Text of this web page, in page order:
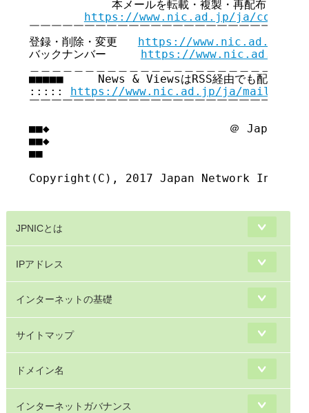
本メールを転載・複製・再配布・引用
https://www.nic.ad.jp/ja/
￣￣￣￣￣￣￣￣￣￣￣￣￣￣￣￣￣￣￣￣￣￣￣￣
登録・削除・変更 https://www.nic.ad.jp/ja/
バックナンバー https://www.nic.ad.jp/ja/
■■■■■     News & ViewsはRSS経由でも配信し
::::: https://www.nic.ad.jp/ja/
￣￣￣￣￣￣￣￣￣￣￣￣￣￣￣￣￣￣￣￣￣￣￣￣
■■◆                          ＠ Japan
■■◆
■■
Copyright(C), 2017 Japan Network
JPNICとは
IPアドレス
インターネットの基礎
サイトマップ
ドメイン名
インターネットガバナンス